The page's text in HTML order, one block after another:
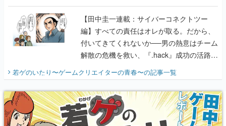
に行って、より理解を深めよう【PR】
【田中圭一連載：サイバーコネクトツー
編】すべての責任はオレが取る。だから、
付いてきてくれないか──男の熱意はチーム
解散の危機を救い、『.hack』成功の活路を
開く。業界の快男児・松山 洋に流れる血は
『少年ジャンプ』色だった【若ゲのいた
り】
若ゲのいたり〜ゲームクリエイターの青春〜の記事一覧